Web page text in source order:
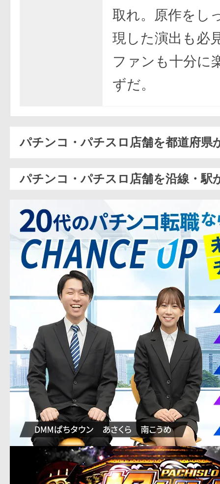
取れ。原作をし
現した演出も必
ファンも十分に
ずだ。
パチンコ・パチスロ店舗を都道府県
パチンコ・パチスロ店舗を沿線・駅